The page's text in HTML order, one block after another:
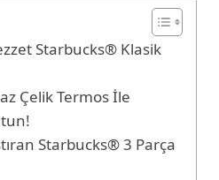
Starbucks® Klasik
Çelik Termos İle
Starbucks® 3 Parça